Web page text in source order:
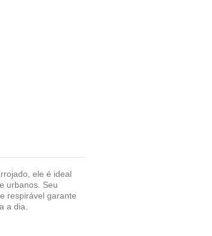
ele é ideal
urbanos. Seu
respirável garante
a dia.